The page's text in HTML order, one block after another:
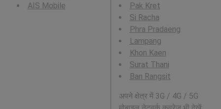
AIS Mobile
Pak Kret
Si Racha
Phra Pradaeng
Lampang
Khon Kaen
Surat Thani
Ban Rangsit
अपने क्षेत्र में 3G / 4G / 5G